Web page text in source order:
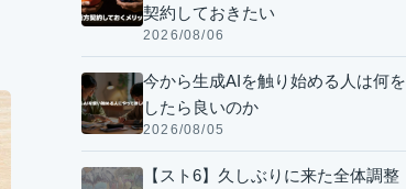
契約しておきたい
2026/08/06
今から生成AIを触り始める人は何を
したら良いのか
2026/08/05
【スト6】久しぶりに来た全体調整